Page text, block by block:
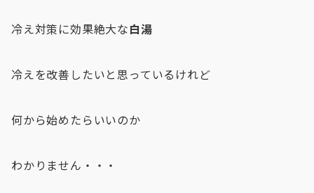
冷え対策に効果絶大な白湯
冷えを改善したいと思っているけれど
何から始めたらいいのか
わかりません・・・